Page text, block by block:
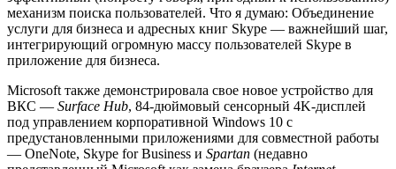
механизм поиска пользователей. Что я думаю: Объединение
услуги для бизнеса и адресных книг Skype — важнейший шаг,
интегрирующий огромную массу пользователей Skype в
приложение для бизнеса.
Microsoft также демонстрировала свое новое устройство для
ВКС — Surface Hub, 84-дюймовый сенсорный 4K-дисплей
под управлением корпоративной Windows 10 с
предустановленными приложениями для совместной работы
— OneNote, Skype for Business и Spartan (недавно